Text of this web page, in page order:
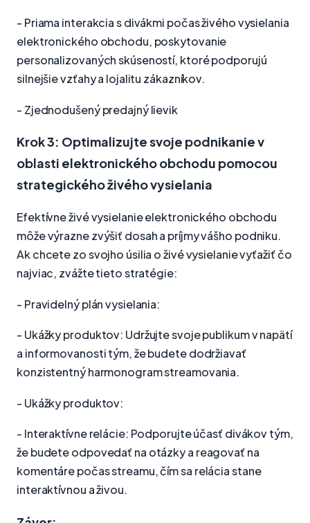
- Priama interakcia s divákmi počas živého vysielania
elektronického obchodu, poskytovanie
personalizovaných skúseností, ktoré podporujú
silnejšie vzťahy a lojalitu zákazníkov.
- Zjednodušený predajný lievik
Krok 3: Optimalizujte svoje podnikanie v
oblasti elektronického obchodu pomocou
strategického živého vysielania
Efektívne živé vysielanie elektronického obchodu
môže výrazne zvýšiť dosah a príjmy vášho podniku.
Ak chcete zo svojho úsilia o živé vysielanie vyťažiť čo
najviac, zvážte tieto stratégie:
- Pravidelný plán vysielania:
- Ukážky produktov: Udržujte svoje publikum v napätí
a informovanosti tým, že budete dodržiavať
konzistentný harmonogram streamovania.
- Ukážky produktov:
- Interaktívne relácie: Podporujte účasť divákov tým,
že budete odpovedať na otázky a reagovať na
komentáre počas streamu, čím sa relácia stane
interaktívnou a živou.